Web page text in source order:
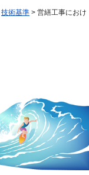
技術基準 > 営繕工事におけ